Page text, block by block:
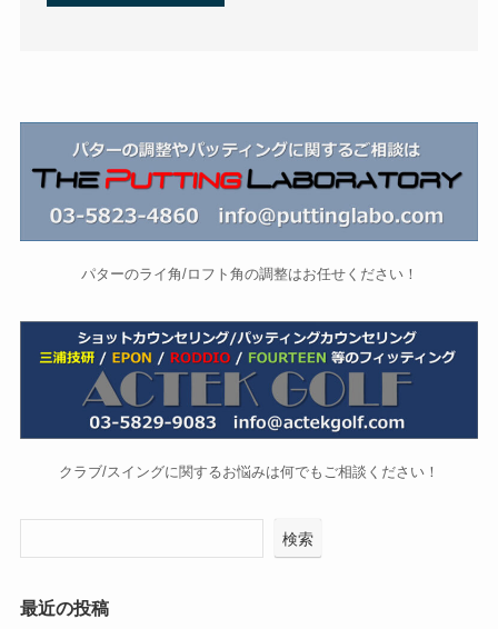
パターのライ角/ロフト角の調整はお任せください！
クラブ/スイングに関するお悩みは何でもご相談ください！
検索
最近の投稿